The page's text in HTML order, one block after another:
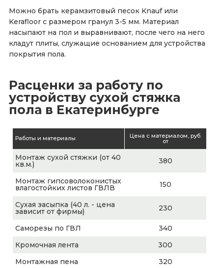
Можно брать керамзитовый песок Knauf или
Kerafloor с размером гранул 3-5 мм. Материал
насыпают на пол и выравнивают, после чего на него
кладут плиты, служащие основанием для устройства
покрытия пола.
Расценки за работу по
устройству сухой стяжка
пола в Екатеринбурге
Работы и материалы Цена с материалом, руб.
от
Монтаж сухой стяжки (от 40
кв.м.) 380
Монтаж гипсоволоконистых
влагостойких листов ГВЛВ 150
Сухая засыпка (40 л. - цена
зависит от фирмы) 230
Саморезы по ГВЛ
340
Кромочная лента
300
Монтажная пена
320